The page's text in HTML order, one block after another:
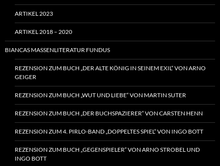
ARTIKEL 2023
ARTIKEL 2018 – 2020
BIANCAS MASSENLITERATUR FUNDUS
REZENSION ZUM BUCH „DER ALTE KÖNIG IN SEINEM EXIL“ VON ARNO
GEIGER
REZENSION ZUM BUCH „WUT UND LIEBE“ VON MARTIN SUTER
REZENSION ZUM BUCH „DER BUCHSPAZIERER“ VON CARSTEN HENN
REZENSION ZUM 4. PIRLO-BAND „DOPPELTES SPIEL“ VON INGO BOTT
REZENSION ZUM BUCH „GEGENSPIELER“ VON ARNO STROBEL UND
INGO BOTT